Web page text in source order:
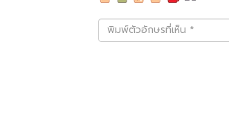
พิมพ์
ตัว